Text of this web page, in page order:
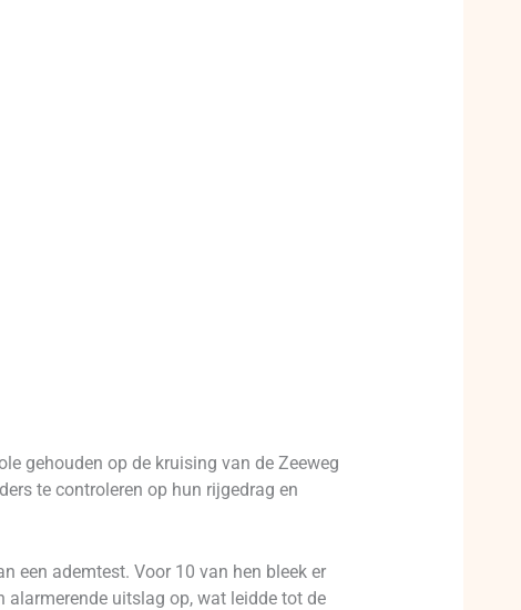
gehouden op de kruising van de Zeeweg
te controleren op hun rijgedrag en
een ademtest. Voor 10 van hen bleek er
alarmerende uitslag op, wat leidde tot de